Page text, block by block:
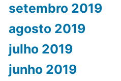
setembro 2019
agosto 2019
julho 2019
junho 2019